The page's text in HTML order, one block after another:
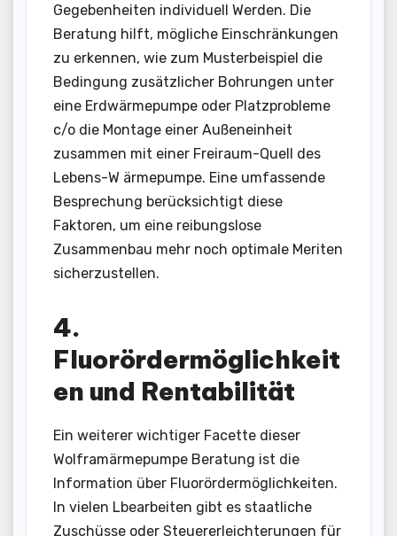
Gegebenheiten individuell Werden. Die
Beratung hilft, mögliche Einschränkungen
zu erkennen, wie zum Musterbeispiel die
Bedingung zusätzlicher Bohrungen unter
eine Erdwärmepumpe oder Platzprobleme
c/o die Montage einer Außeneinheit
zusammen mit einer Freiraum-Quell des
Lebens-W ärmepumpe. Eine umfassende
Besprechung berücksichtigt diese
Faktoren, um eine reibungslose
Zusammenbau mehr noch optimale Meriten
sicherzustellen.
4.
Fluorördermöglichkeit
en und Rentabilität
Ein weiterer wichtiger Facette dieser
Wolframärmepumpe Beratung ist die
Information über Fluorördermöglichkeiten.
In vielen Lbearbeiten gibt es staatliche
Zuschüsse oder Steuererleichterungen für